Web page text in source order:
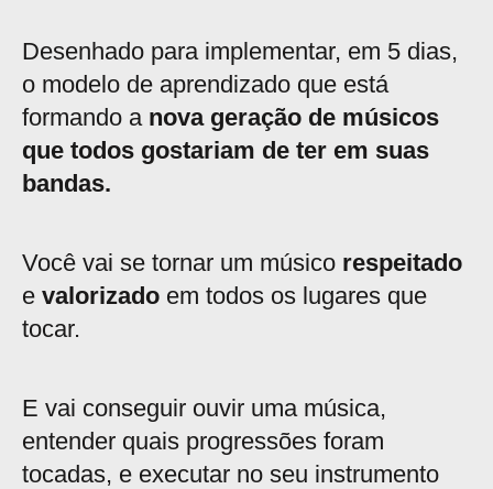
Desenhado para implementar, em 5 dias,
o modelo de aprendizado que está
formando a nova geração de músicos
que todos gostariam de ter em suas
bandas.
Você vai se tornar um músico respeitado
e valorizado em todos os lugares que
tocar.
E vai conseguir ouvir uma música,
entender quais progressões foram
tocadas, e executar no seu instrumento